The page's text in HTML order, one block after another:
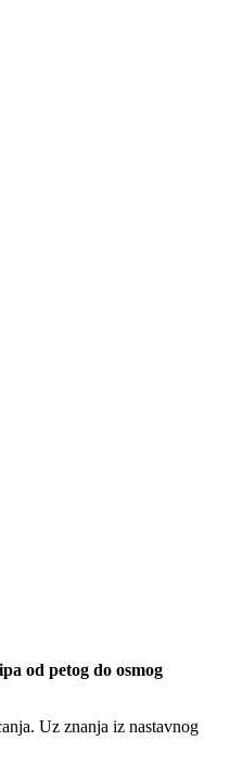
od petog do osmog
Uz znanja iz nastavnog